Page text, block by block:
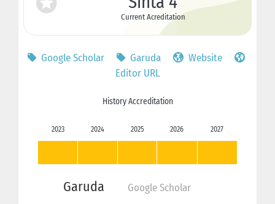
Current Acreditation
Google Scholar Garuda
Website
Editor URL
History Accreditation
2023 2024 2025 2026 2027
Garuda Google Scholar